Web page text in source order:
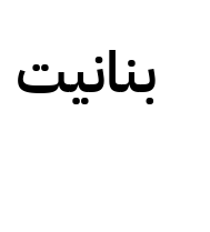
بنانيت